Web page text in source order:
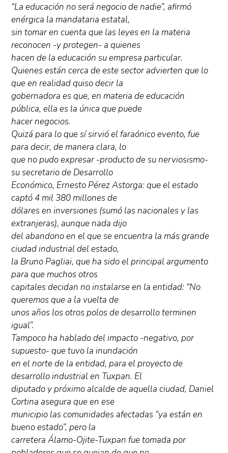
“La educación no será negocio de nadie”, afirmó
enérgica la mandataria estatal,
sin tomar en cuenta que las leyes en la materia
reconocen -y protegen- a quienes
hacen de la educación su empresa particular.
Quienes están cerca de este sector advierten que lo
que en realidad quiso decir la
gobernadora es que, en materia de educación
pública, ella es la única que puede
hacer negocios.
Quizá para lo que sí sirvió el faraónico evento, fue
para decir, de manera clara, lo
que no pudo expresar -producto de su nerviosismo-
su secretario de Desarrollo
Económico, Ernesto Pérez Astorga: que el estado
captó 4 mil 380 millones de
dólares en inversiones (sumó las nacionales y las
extranjeras), aunque nada dijo
del abandono en el que se encuentra la más grande
ciudad industrial del estado,
la Bruno Pagliai, que ha sido el principal argumento
para que muchos otros
capitales decidan no instalarse en la entidad: “No
queremos que a la vuelta de
unos años los otros polos de desarrollo terminen
igual”.
Tampoco ha hablado del impacto -negativo, por
supuesto- que tuvo la inundación
en el norte de la entidad, para el proyecto de
desarrollo industrial en Tuxpan. El
diputado y próximo alcalde de aquella ciudad, Daniel
Cortina asegura que en ese
municipio las comunidades afectadas “ya están en
bueno estado”, pero la
carretera Álamo-Ojite-Tuxpan fue tomada por